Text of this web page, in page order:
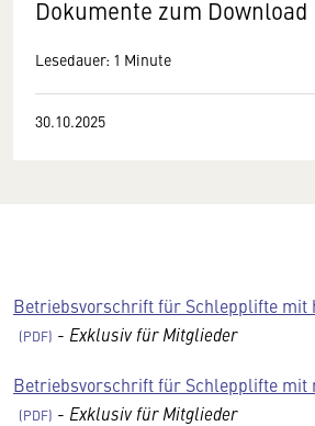
Dokumente zum Download
Lesedauer: 1 Minute
30.10.2025
Betriebsvorschrift für Schlepplifte mit
- Exklusiv für Mitglieder
Betriebsvorschrift für Schlepplifte mit
- Exklusiv für Mitglieder